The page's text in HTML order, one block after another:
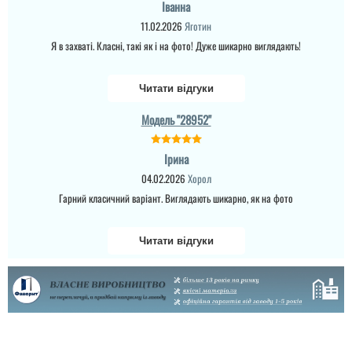
Іванна
11.02.2026 Яготин
Я в захваті. Класні, такі як і на фото! Дуже шикарно виглядають!
Читати відгуки
Модель "28952"
Ірина
04.02.2026 Хорол
Гарний класичний варіант. Виглядають шикарно, як на фото
Читати відгуки